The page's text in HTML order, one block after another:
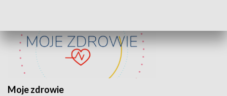
Moje zdrowie